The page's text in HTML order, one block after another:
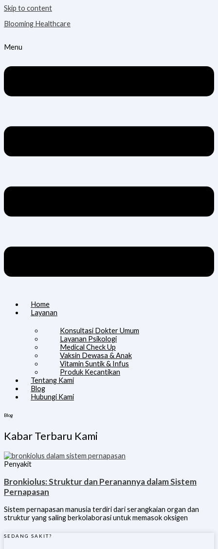
Skip to content
Blooming Healthcare
Menu
Home
Layanan
Konsultasi Dokter Umum
Layanan Psikologi
Medical Check Up
Vaksin Dewasa & Anak
Vitamin Suntik & Infus
Produk Kecantikan
Tentang Kami
Blog
Hubungi Kami
Blog
Kabar Terbaru Kami
Penyakit
Bronkiolus: Struktur dan Peranannya dalam Sistem
Pernapasan
Sistem pernapasan manusia terdiri dari serangkaian organ dan
struktur yang saling berkolaborasi untuk memasok oksigen
SEDANG SAKIT?